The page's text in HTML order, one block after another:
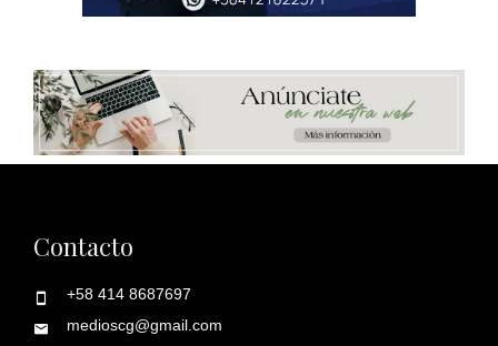
Contacto
+58 414 8687697
medioscg@gmail.com